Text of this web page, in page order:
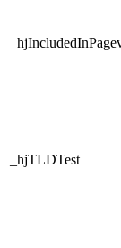
_hjTLDTest